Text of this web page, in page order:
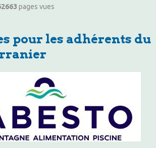
pages vues
pour les adhérents du